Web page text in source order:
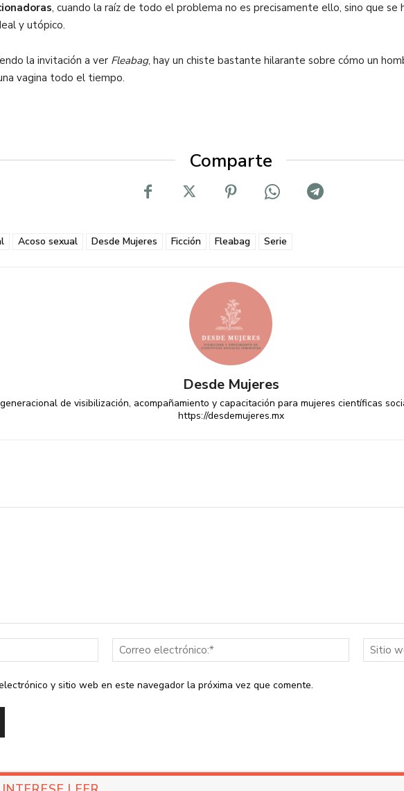
, cuando la raíz de todo el problema no es precisamente ello, sino que se
y utópico.
la invitación a ver Fleabag, hay un chiste bastante hilarante sobre cómo un
vagina todo el tiempo.
Comparte
Acoso sexual Desde Mujeres Ficción Fleabag Serie
Desde Mujeres
de visibilización, acompañamiento y capacitación para mujeres científicas
https://desdemujeres.mx
Nombre:*
Correo
y sitio web en este navegador la próxima vez que comente.